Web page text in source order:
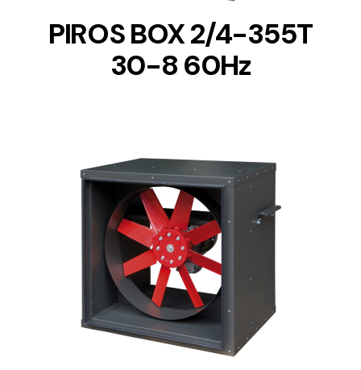
PIROS BOX 2/4-355T
30-8 60Hz
DETAILS